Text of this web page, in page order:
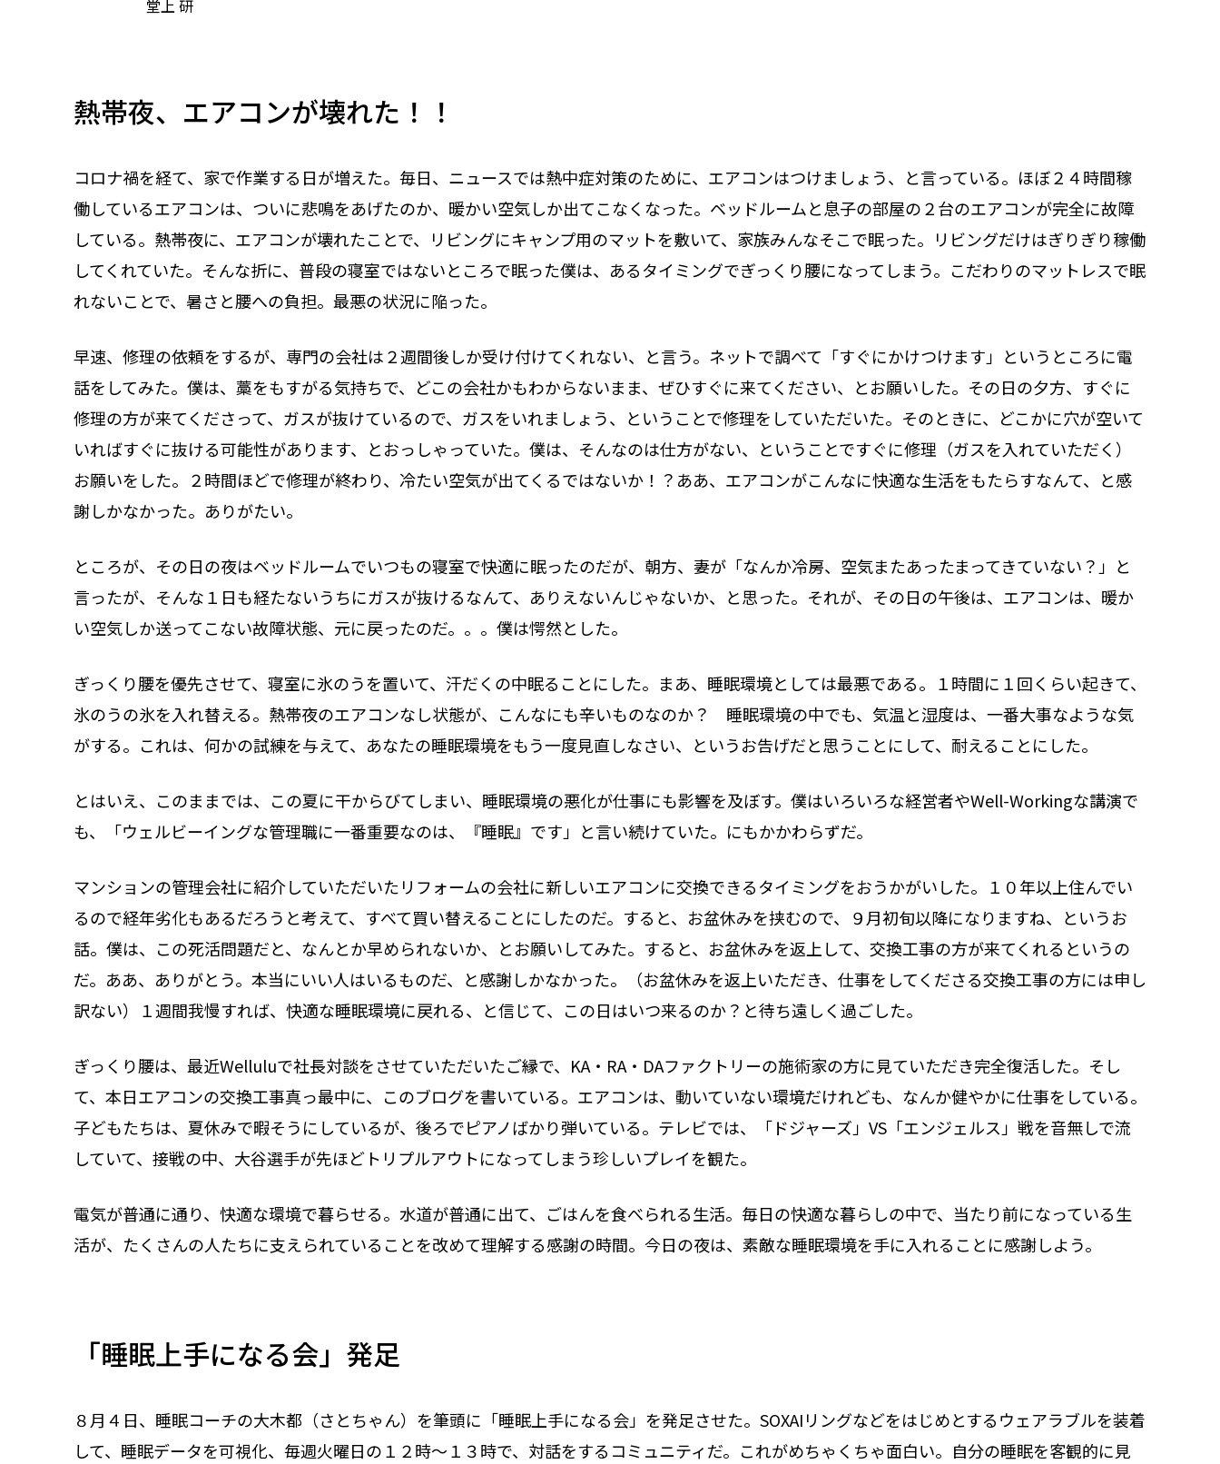
堂上 研
熱帯夜、エアコンが壊れた！！
コロナ禍を経て、家で作業する日が増えた。毎日、ニュースでは熱中症対策のために、エアコンはつけましょう、と言っている。ほぼ２４時間稼
働しているエアコンは、ついに悲鳴をあげたのか、暖かい空気しか出てこなくなった。ベッドルームと息子の部屋の２台のエアコンが完全に故障
している。熱帯夜に、エアコンが壊れたことで、リビングにキャンプ用のマットを敷いて、家族みんなそこで眠った。リビングだけはぎりぎり稼働
してくれていた。そんな折に、普段の寝室ではないところで眠った僕は、あるタイミングでぎっくり腰になってしまう。こだわりのマットレスで眠
れないことで、暑さと腰への負担。最悪の状況に陥った。
早速、修理の依頼をするが、専門の会社は２週間後しか受け付けてくれない、と言う。ネットで調べて「すぐにかけつけます」というところに電
話をしてみた。僕は、藁をもすがる気持ちで、どこの会社かもわからないまま、ぜひすぐに来てください、とお願いした。その日の夕方、すぐに
修理の方が来てくださって、ガスが抜けているので、ガスをいれましょう、ということで修理をしていただいた。そのときに、どこかに穴が空いて
いればすぐに抜ける可能性があります、とおっしゃっていた。僕は、そんなのは仕方がない、ということですぐに修理（ガスを入れていただく）
お願いをした。２時間ほどで修理が終わり、冷たい空気が出てくるではないか！？ああ、エアコンがこんなに快適な生活をもたらすなんて、と感
謝しかなかった。ありがたい。
ところが、その日の夜はベッドルームでいつもの寝室で快適に眠ったのだが、朝方、妻が「なんか冷房、空気またあったまってきていない？」と
言ったが、そんな１日も経たないうちにガスが抜けるなんて、ありえないんじゃないか、と思った。それが、その日の午後は、エアコンは、暖か
い空気しか送ってこない故障状態、元に戻ったのだ。。。僕は愕然とした。
ぎっくり腰を優先させて、寝室に氷のうを置いて、汗だくの中眠ることにした。まあ、睡眠環境としては最悪である。１時間に１回くらい起きて、
氷のうの氷を入れ替える。熱帯夜のエアコンなし状態が、こんなにも辛いものなのか？ 睡眠環境の中でも、気温と湿度は、一番大事なような気
がする。これは、何かの試練を与えて、あなたの睡眠環境をもう一度見直しなさい、というお告げだと思うことにして、耐えることにした。
とはいえ、このままでは、この夏に干からびてしまい、睡眠環境の悪化が仕事にも影響を及ぼす。僕はいろいろな経営者やWell-Workingな講演で
も、「ウェルビーイングな管理職に一番重要なのは、『睡眠』です」と言い続けていた。にもかかわらずだ。
マンションの管理会社に紹介していただいたリフォームの会社に新しいエアコンに交換できるタイミングをおうかがいした。１０年以上住んでい
るので経年劣化もあるだろうと考えて、すべて買い替えることにしたのだ。すると、お盆休みを挟むので、９月初旬以降になりますね、というお
話。僕は、この死活問題だと、なんとか早められないか、とお願いしてみた。すると、お盆休みを返上して、交換工事の方が来てくれるというの
だ。ああ、ありがとう。本当にいい人はいるものだ、と感謝しかなかった。（お盆休みを返上いただき、仕事をしてくださる交換工事の方には申し
訳ない）１週間我慢すれば、快適な睡眠環境に戻れる、と信じて、この日はいつ来るのか？と待ち遠しく過ごした。
ぎっくり腰は、最近Welluluで社長対談をさせていただいたご縁で、KA・RA・DAファクトリーの施術家の方に見ていただき完全復活した。そし
て、本日エアコンの交換工事真っ最中に、このブログを書いている。エアコンは、動いていない環境だけれども、なんか健やかに仕事をしている。
子どもたちは、夏休みで暇そうにしているが、後ろでピアノばかり弾いている。テレビでは、「ドジャーズ」VS「エンジェルス」戦を音無しで流
していて、接戦の中、大谷選手が先ほどトリプルアウトになってしまう珍しいプレイを観た。
電気が普通に通り、快適な環境で暮らせる。水道が普通に出て、ごはんを食べられる生活。毎日の快適な暮らしの中で、当たり前になっている生
活が、たくさんの人たちに支えられていることを改めて理解する感謝の時間。今日の夜は、素敵な睡眠環境を手に入れることに感謝しよう。
「睡眠上手になる会」発足
８月４日、睡眠コーチの大木都（さとちゃん）を筆頭に「睡眠上手になる会」を発足させた。SOXAIリングなどをはじめとするウェアラブルを装着
して、睡眠データを可視化、毎週火曜日の１２時～１３時で、対話をするコミュニティだ。これがめちゃくちゃ面白い。自分の睡眠を客観的に見